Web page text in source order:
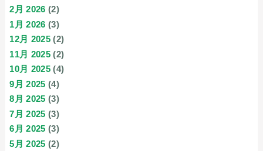
2月 2026 (2)
1月 2026 (3)
12月 2025 (2)
11月 2025 (2)
10月 2025 (4)
9月 2025 (4)
8月 2025 (3)
7月 2025 (3)
6月 2025 (3)
5月 2025 (2)